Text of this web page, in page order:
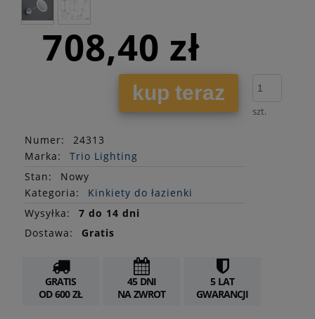
708,40 zł
kup teraz
szt.
Numer:
24313
Marka:
Trio Lighting
Stan:
Nowy
Kategoria:
Kinkiety do łazienki
Wysyłka:
7 do 14 dni
Dostawa:
Gratis
GRATIS
OD 600 ZŁ
45 DNI
NA ZWROT
5 LAT
GWARANCJI